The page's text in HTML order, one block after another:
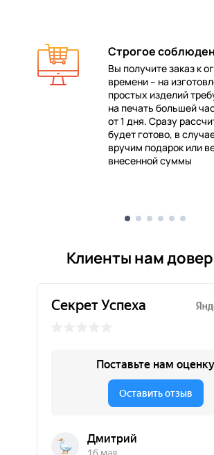
Строгое
Вы получите заказ к
времени – на
простых изделий
на печать большей
от 1 дня. Сразу
будет готово, в
вручим подарок или
внесенной суммы
Клиенты нам